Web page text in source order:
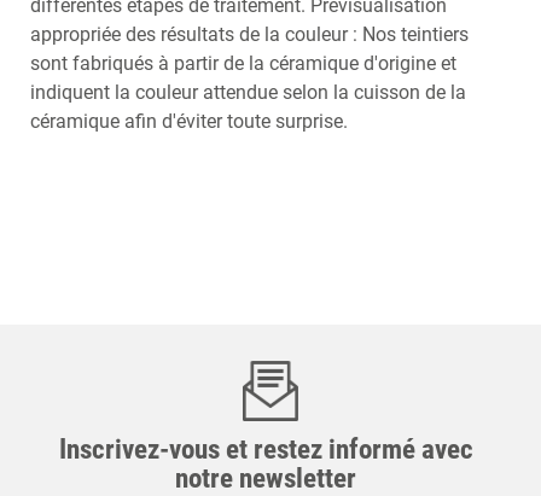
différentes étapes de traitement. Prévisualisation
appropriée des résultats de la couleur : Nos teintiers
sont fabriqués à partir de la céramique d'origine et
indiquent la couleur attendue selon la cuisson de la
céramique afin d'éviter toute surprise.
Inscrivez-vous et restez informé avec
notre newsletter